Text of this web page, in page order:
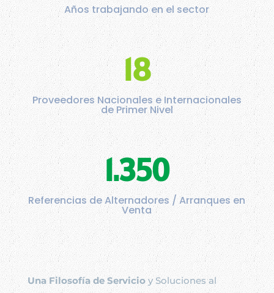
Años trabajando en el sector
18
Proveedores Nacionales e Internacionales
de Primer Nivel
1.350
Referencias de Alternadores / Arranques en
Venta
Una Filosofía de Servicioy Soluciones al